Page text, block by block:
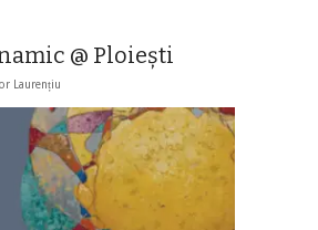
@ Ploiești
Laurențiu